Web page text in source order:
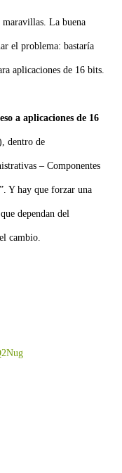
La buena
el problema: bastaría
aplicaciones de 16 bits.
a aplicaciones de 16
dentro de
– Componentes
Y hay que forzar una
dependan del
cambio.